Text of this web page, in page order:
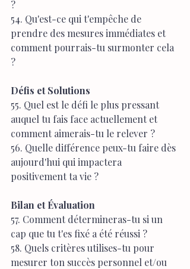
?
54. Qu'est-ce qui t'empêche de
prendre des mesures immédiates et
comment pourrais-tu surmonter cela
?
Défis et Solutions
55. Quel est le défi le plus pressant
auquel tu fais face actuellement et
comment aimerais-tu le relever ?
56. Quelle différence peux-tu faire dès
aujourd'hui qui impactera
positivement ta vie ?
Bilan et Évaluation
57. Comment détermineras-tu si un
cap que tu t'es fixé a été réussi ?
58. Quels critères utilises-tu pour
mesurer ton succès personnel et/ou